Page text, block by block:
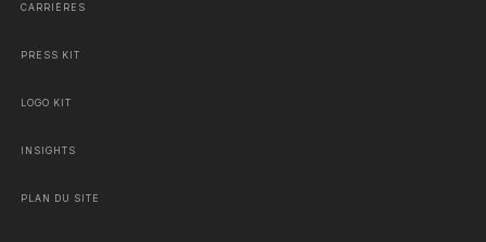
CARRIÈRES
PRESS KIT
LOGO KIT
INSIGHTS
PLAN DU SITE